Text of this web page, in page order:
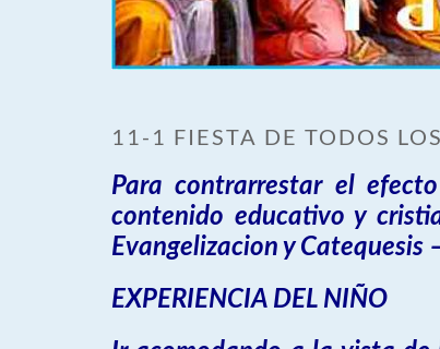
11-1 FIESTA DE TODOS
Para contrarrestar el
contenido educativo y
Evangelizacion y Catequesis
EXPERIENCIA DEL NIÑO